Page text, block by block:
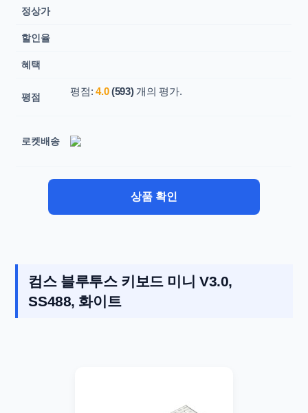
정상가
할인율
혜택
평점 평점:4.0 (593)개의 평가.
로켓배송
상품 확인
컴스 블루투스 키보드 미니 V3.0,
SS488, 화이트